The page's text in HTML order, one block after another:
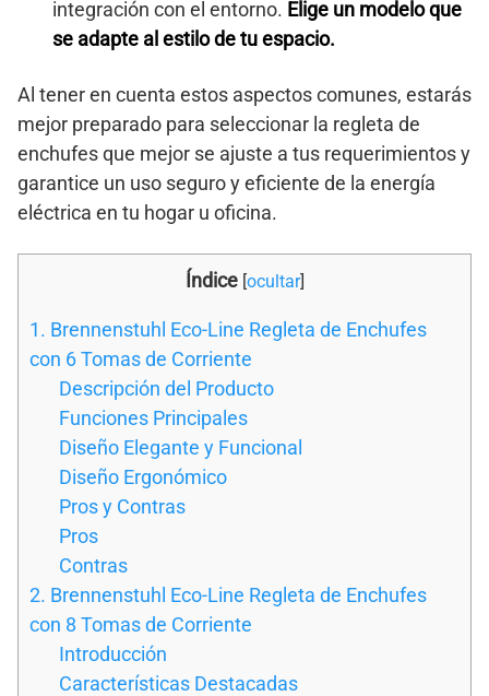
integración con el entorno. Elige un modelo que
se adapte al estilo de tu espacio.
Al tener en cuenta estos aspectos comunes, estarás
mejor preparado para seleccionar la regleta de
enchufes que mejor se ajuste a tus requerimientos y
garantice un uso seguro y eficiente de la energía
eléctrica en tu hogar u oficina.
Índice [ocultar]
1. Brennenstuhl Eco-Line Regleta de Enchufes
con 6 Tomas de Corriente
Descripción del Producto
Funciones Principales
Diseño Elegante y Funcional
Diseño Ergonómico
Pros y Contras
Pros
Contras
2. Brennenstuhl Eco-Line Regleta de Enchufes
con 8 Tomas de Corriente
Introducción
Características Destacadas